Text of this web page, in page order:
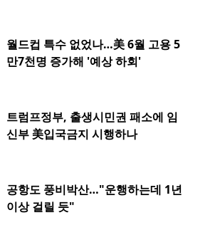
월드컵 특수 없었나…美 6월 고용 5
만7천명 증가해 '예상 하회'
트럼프정부, 출생시민권 패소에 임
신부 美입국금지 시행하나
공항도 풍비박산…"운행하는데 1년
이상 걸릴 듯"